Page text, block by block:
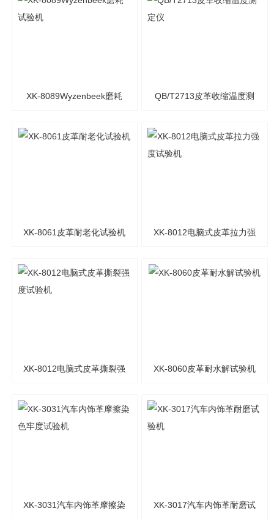
XK-8089Wyzenbeek磨耗 QB/T2713皮革收缩温度测
XK-8061皮革耐老化试验机 XK-8012电脑式皮革拉力强
XK-8012电脑式皮革撕裂强 XK-8060皮革耐水解试验机
XK-3031汽车内饰革摩擦染 XK-3017汽车内饰革耐磨试